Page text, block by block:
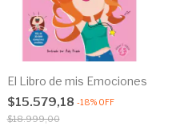
El Libro de mis Emociones
$15.579,18 -18% OFF
$18.999,00